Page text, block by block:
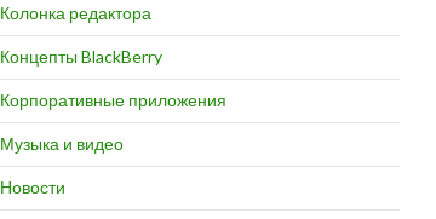
Колонка редактора
Концепты BlackBerry
Корпоративные приложения
Музыка и видео
Новости